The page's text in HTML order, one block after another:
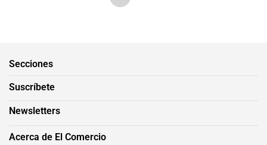
Secciones
Suscríbete
Newsletters
Acerca de El Comercio